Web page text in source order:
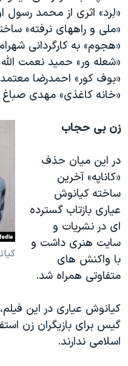
«لِرد» اثری از محمد رسول
«ملی و راههای نرفته»
«هجوم» به کارگردانی
«شعله ور» حمید نعمت الله
«بوف کور» احمدرضا
«خانه کاغذی» مهدی صباغ
زن بی حجاب
در این میان حذف
«کاناپه» آخرین
ساخته کیانوش
عیاری بازتاب گسترده
ای در نشریات و
سایت هنری داشت و
با واکنش های
متفاوتی همراه شد.​
کیانوش عیاری در این
گیس برای بازیگران زن
اسلامی ندارند.